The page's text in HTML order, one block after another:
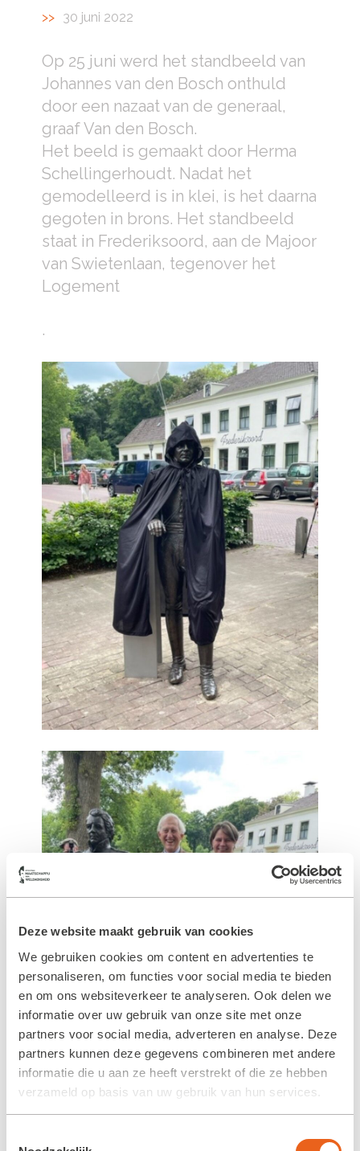
Deze website maakt gebruik van cookies
We gebruiken cookies om content en advertenties te
personaliseren, om functies voor social media te bieden
en om ons websiteverkeer te analyseren. Ook delen we
informatie over uw gebruik van onze site met onze
partners voor social media, adverteren en analyse. Deze
partners kunnen deze gegevens combineren met andere
informatie die u aan ze heeft verstrekt of die ze hebben
verzameld op basis van uw gebruik van hun services.
30 juni 2022
Op 25 juni werd het standbeeld van
Johannes van den Bosch onthuld
door een nazaat van de generaal,
graaf Van den Bosch.
Het beeld is gemaakt door Herma
Schellingerhoudt. Nadat het
gemodelleerd is in klei, is het daarna
gegoten in brons. Het standbeeld
staat in Frederiksoord, aan de Majoor
van Swietenlaan, tegenover het
Logement
.